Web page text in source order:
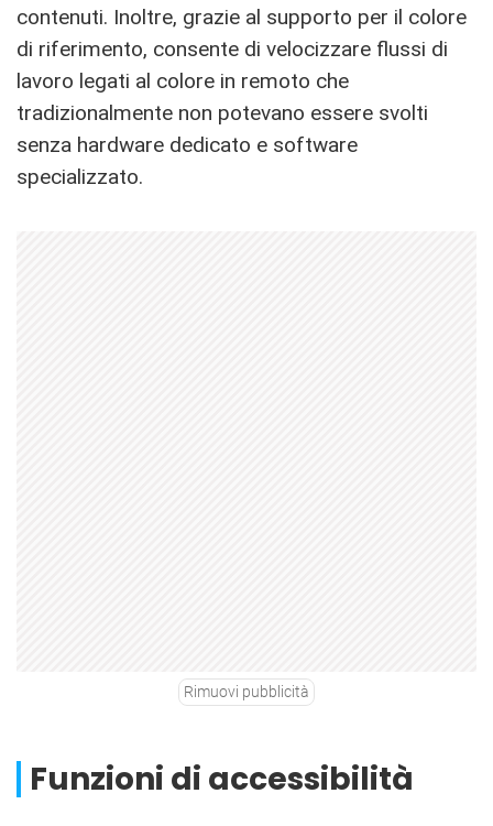
contenuti. Inoltre, grazie al supporto per il colore
di riferimento, consente di velocizzare flussi di
lavoro legati al colore in remoto che
tradizionalmente non potevano essere svolti
senza hardware dedicato e software
specializzato.
Rimuovi pubblicità
Funzioni di accessibilità